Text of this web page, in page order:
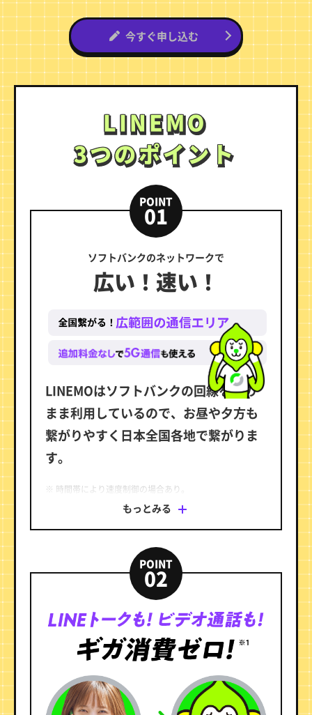
今すぐ申し込む
LINEMO
3つのポイント
LINEMO
3つのポイント
POINT
01
もっとみる
ソフトバンクのネットワークで
広い！速い！
LINEMOはソフトバンクの回線をその
まま利用しているので、お昼や夕方も
繋がりやすく日本全国各地で繋がりま
す。
※ 時間帯により速度制御の場合あり。
※ 高速大容量5G（新周波数）は限定エリアで提供。
こちら。
※ 5G通信サービスを利用するためには、5G対応端末が必
POINT
02